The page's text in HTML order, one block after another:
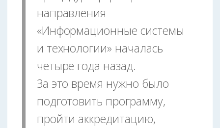
направления
«Информационные системы
и технологии» началась
четыре года назад.
За это время нужно было
подготовить программу,
пройти аккредитацию,